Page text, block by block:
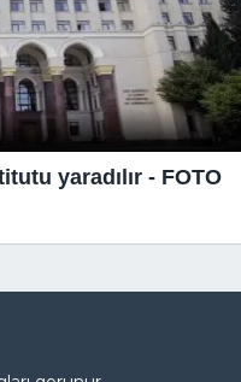
yaradılır - FOTO